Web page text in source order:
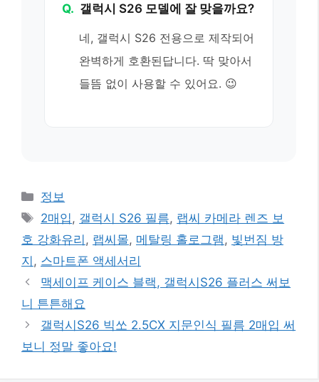
Q. 갤럭시 S26 모델에 잘 맞을까요?
네, 갤럭시 S26 전용으로 제작되어
완벽하게 호환된답니다. 딱 맞아서
들뜸 없이 사용할 수 있어요. 😉
카
테
리
정보
태
그
2매입, 갤럭시 S26 필름, 랩씨 카메라 렌즈 보
호 강화유리 , 랩씨몰, 메탈링 홀로그램, 빛번짐 방
지 , 스마트폰 액세서리
맥세이프 케이스 블랙, 갤럭시S26 플러스 써보
니 튼튼해요
갤럭시S26 빅쏘 2.5CX 지문인식 필름 2매입 써
보니 정말 좋아요!